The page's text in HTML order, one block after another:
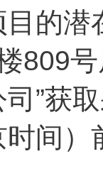
目的潜
809
司”获
时间）